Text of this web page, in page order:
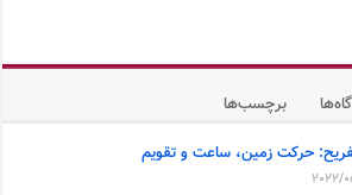
برچسب‌ها
حرکت زمین، ساعت و تقویم
2022/